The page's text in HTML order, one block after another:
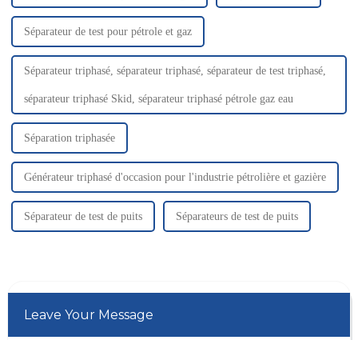
Séparateur de test pour pétrole et gaz
Séparateur triphasé, séparateur triphasé, séparateur de test triphasé,
séparateur triphasé Skid, séparateur triphasé pétrole gaz eau
Séparation triphasée
Générateur triphasé d'occasion pour l'industrie pétrolière et gazière
Séparateur de test de puits Séparateurs de test de puits
Leave Your Message